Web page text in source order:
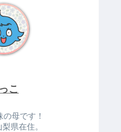
こ
母です！
県在住。